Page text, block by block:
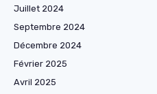
Juillet 2024
Septembre 2024
Décembre 2024
Février 2025
Avril 2025